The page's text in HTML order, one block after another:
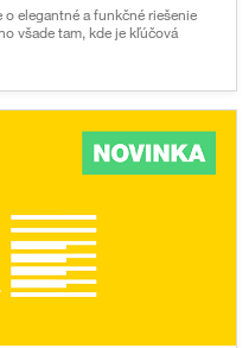
elegantné a funkčné riešenie
všade tam, kde je kľúčová